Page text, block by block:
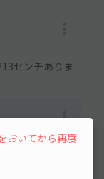
センチありま
お願いいたし
おいてから再度